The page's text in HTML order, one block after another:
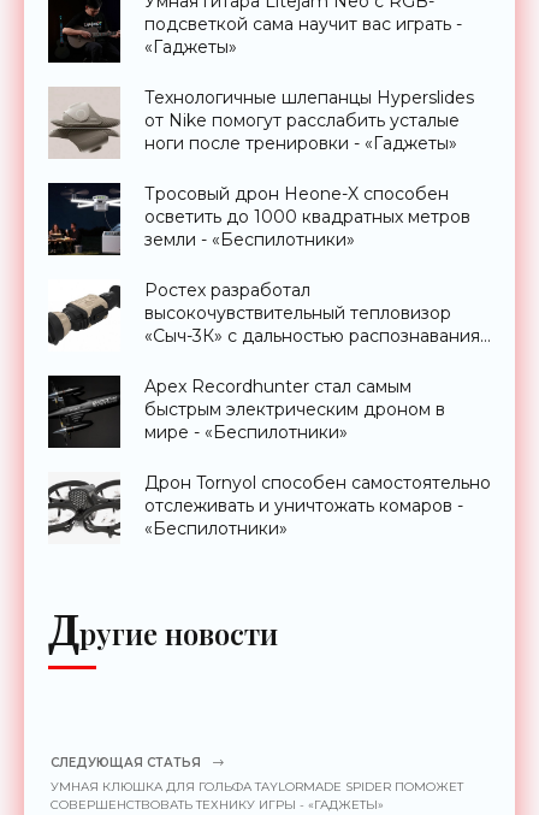
подсветкой сама научит вас играть -
«Гаджеты»
Технологичные шлепанцы Hyperslides
от Nike помогут расслабить усталые
ноги после тренировки - «Гаджеты»
Тросовый дрон Heone-X способен
осветить до 1000 квадратных метров
земли - «Беспилотники»
Ростех разработал
высокочувствительный тепловизор
«Сыч-3К» с дальностью распознавания
Apex Recordhunter стал самым
быстрым электрическим дроном в
мире - «Беспилотники»
Дрон Tornyol способен самостоятельно
отслеживать и уничтожать комаров -
«Беспилотники»
Другие новости
СЛЕДУЮЩАЯ СТАТЬЯ
УМНАЯ КЛЮШКА ДЛЯ ГОЛЬФА TAYLORMADE SPIDER ПОМОЖЕТ
СОВЕРШЕНСТВОВАТЬ ТЕХНИКУ ИГРЫ - «ГАДЖЕТЫ»